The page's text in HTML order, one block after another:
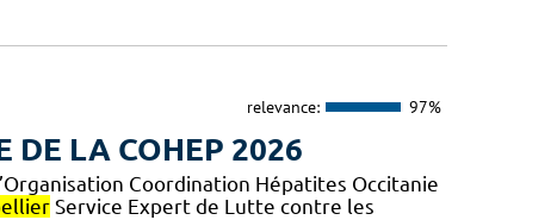
relevance: 97%
DE LA COHEP 2026
Coordination Hépatites Occitanie
Service Expert de Lutte contre les